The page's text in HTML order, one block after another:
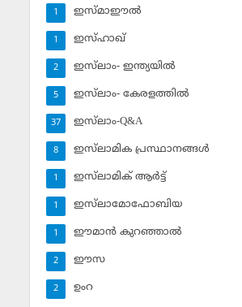
ഇസ്മാഈല്‍
1
ഇസ്ഹാഖ്‌
1
ഇസ്‌ലാം- ഇന്ത്യയില്‍
2
ഇസ്‌ലാം- കേരളത്തില്‍
5
ഇസ്‌ലാം-Q&A
37
ഇസ്‌ലാമിക പ്രസ്ഥാനങ്ങള്‍
8
ഇസ്‌ലാമിക് ആര്‍ട്ട്
1
ഇസ്‌ലാമോഫോബിയ
1
ഈമാന്‍ കുറഞ്ഞാല്‍
1
ഈസ
2
ഉംറ
2